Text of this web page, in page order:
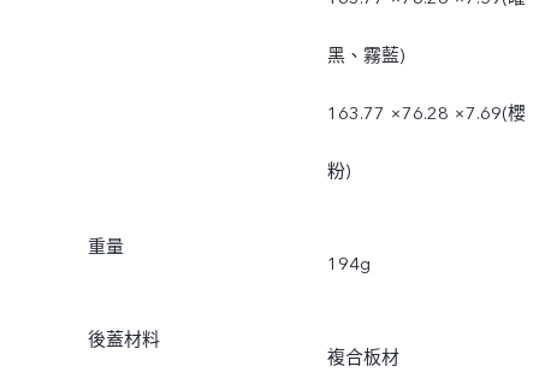
黑、霧藍)
163.77 ×76.28 ×7.69(櫻
粉)
重量
194g
後蓋材料
複合板材